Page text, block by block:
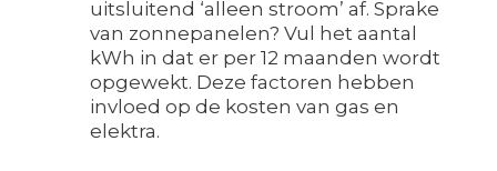
uitsluitend ‘alleen stroom’ af. Sprake
van zonnepanelen? Vul het aantal
kWh in dat er per 12 maanden wordt
opgewekt. Deze factoren hebben
invloed op de kosten van gas en
elektra.